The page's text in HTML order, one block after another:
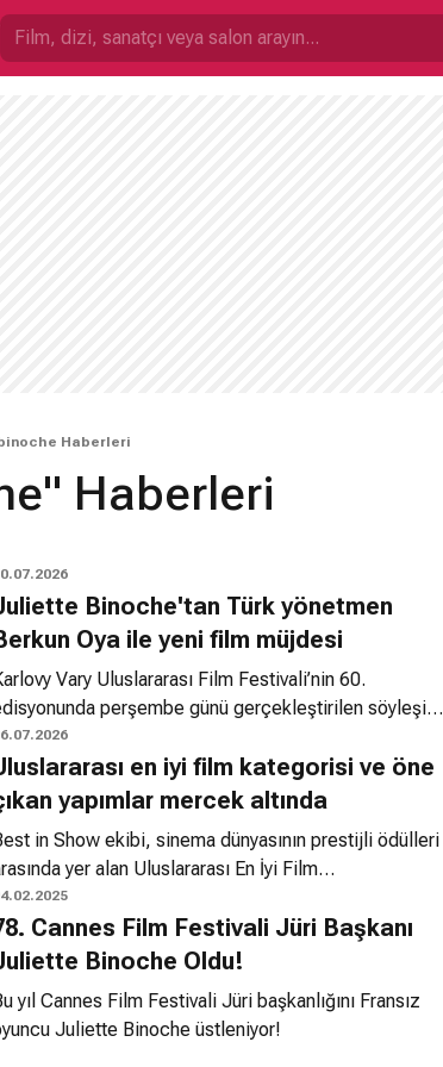
Haberleri
Haberleri
Binoche'tan Türk yönetmen
Oya ile yeni film müjdesi
Vary Uluslararası Film Festivali’nin 60.
perşembe günü gerçekleştirilen söyleşide
Binoche, kariyeri, oyunculuk sanatı ve gelecek
üzerine konuştu. Oscar, César ve dört Avrupa
Ödülü sahibi olan Fransız yıldızın, cumartesi günü
festivalin en prestijli ödülü olan Kristal Küre’yi
bekleniyor. Bu özel ödülün anısına festival
Certified Copy (2010), Üç Renk: Mavi
ve yönetmenliğini üstlendiği In-I in Motion
isimli belgesel yer alıyor.
en iyi film kategorisi ve öne
yapımlar mercek altında
in Show ekibi, sinema dünyasının prestijli ödülleri
yer alan Uluslararası En İyi Film
yarışı mercek altına alıyor. Program
Brian, başrol oyuncusu Juliette Binoche ve
yönetmen Trần Anh Hùng ile bir araya gelerek, Cesar
Things" (Şeflerin Aşkı) üzerine derinlikli bir söyleşi
Cannes Film Festivali Jüri Başkanı
Binoche Oldu!
yıl Cannes Film Festivali Jüri başkanlığını Fransız
Juliette Binoche üstleniyor!